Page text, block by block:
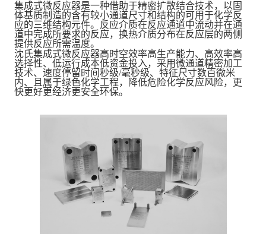
集成式微反应器是一种借助于精密扩散结合技术，以固
体基质制造的含有较小通道尺寸和结构的可用于化学反
应的三维结构元件。反应介质在反应通道中流动并在通
道中完成所要求的反应，换热介质分布在反应层的两侧
提供反应所需温度。
沈氏集成式微反应器高时空效率高生产能力、高效率高
选择性、低运行成本低资金投入，采用微通道精密加工
技术、速度停留时间秒级/毫秒级、特征尺寸数百微米
内、且属于绿色化学工程，降低危险化学反应风险，更
快更好更经济更安全环保。